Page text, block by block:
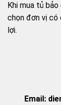
Khi mua tủ
chọn đơn vị có
lợi.
Email: